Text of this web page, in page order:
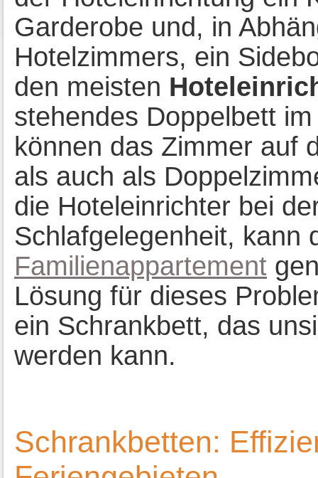
Garderobe und, in
Hotelzimmers, ein
den meisten
stehendes Doppelbett
können das Zimmer auf
als auch als
die Hoteleinrichter bei
Schlafgelegenheit, kann
Familienappartement
Lösung für dieses
ein Schrankbett, das
werden kann.
Schrankbetten: